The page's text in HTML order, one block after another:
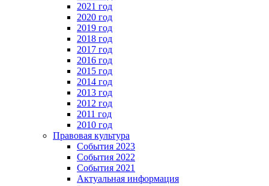
2021 год
2020 год
2019 год
2018 год
2017 год
2016 год
2015 год
2014 год
2013 год
2012 год
2011 год
2010 год
Правовая культура
События 2023
События 2022
События 2021
Актуальная информация